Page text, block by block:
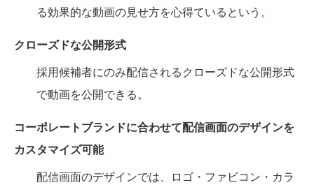
る効果的な動画の見せ方を心得ているという。
クローズドな公開形式
採用候補者にのみ配信されるクローズドな公開形式
で動画を公開できる。
コーポレートブランドに合わせて配信画面のデザインを
カスタマイズ可能
配信画面のデザインでは、ロゴ・ファビコン・カラ